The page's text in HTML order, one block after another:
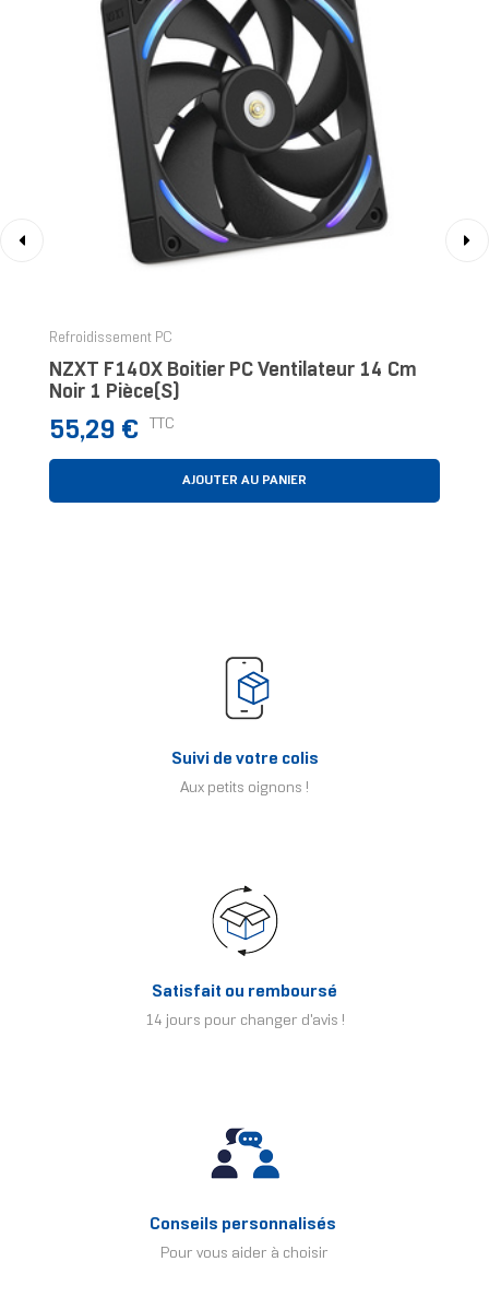
Refroidissement PC
NZXT F140X Boitier PC Ventilateur 14 Cm
Noir 1 Pièce(s)
Prix
55,29 € TTC
AJOUTER AU PANIER
Suivi de votre colis
Aux petits oignons !
Satisfait ou remboursé
14 jours pour changer d'avis !
Conseils personnalisés
Pour vous aider à choisir